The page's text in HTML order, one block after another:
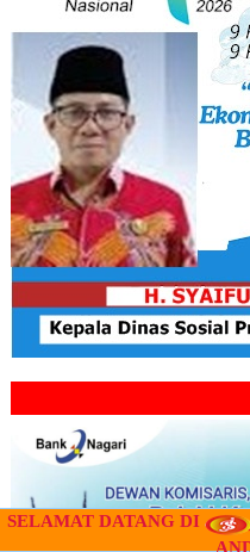
SELAMAT DATANG DI